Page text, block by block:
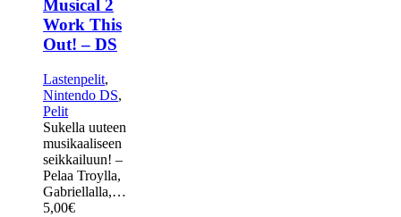
Musical 2
Work This
Out! – DS
Lastenpelit,
Nintendo DS,
Pelit
Sukella uuteen
musikaaliseen
seikkailuun! –
Pelaa Troylla,
Gabriellalla,…
5,00€